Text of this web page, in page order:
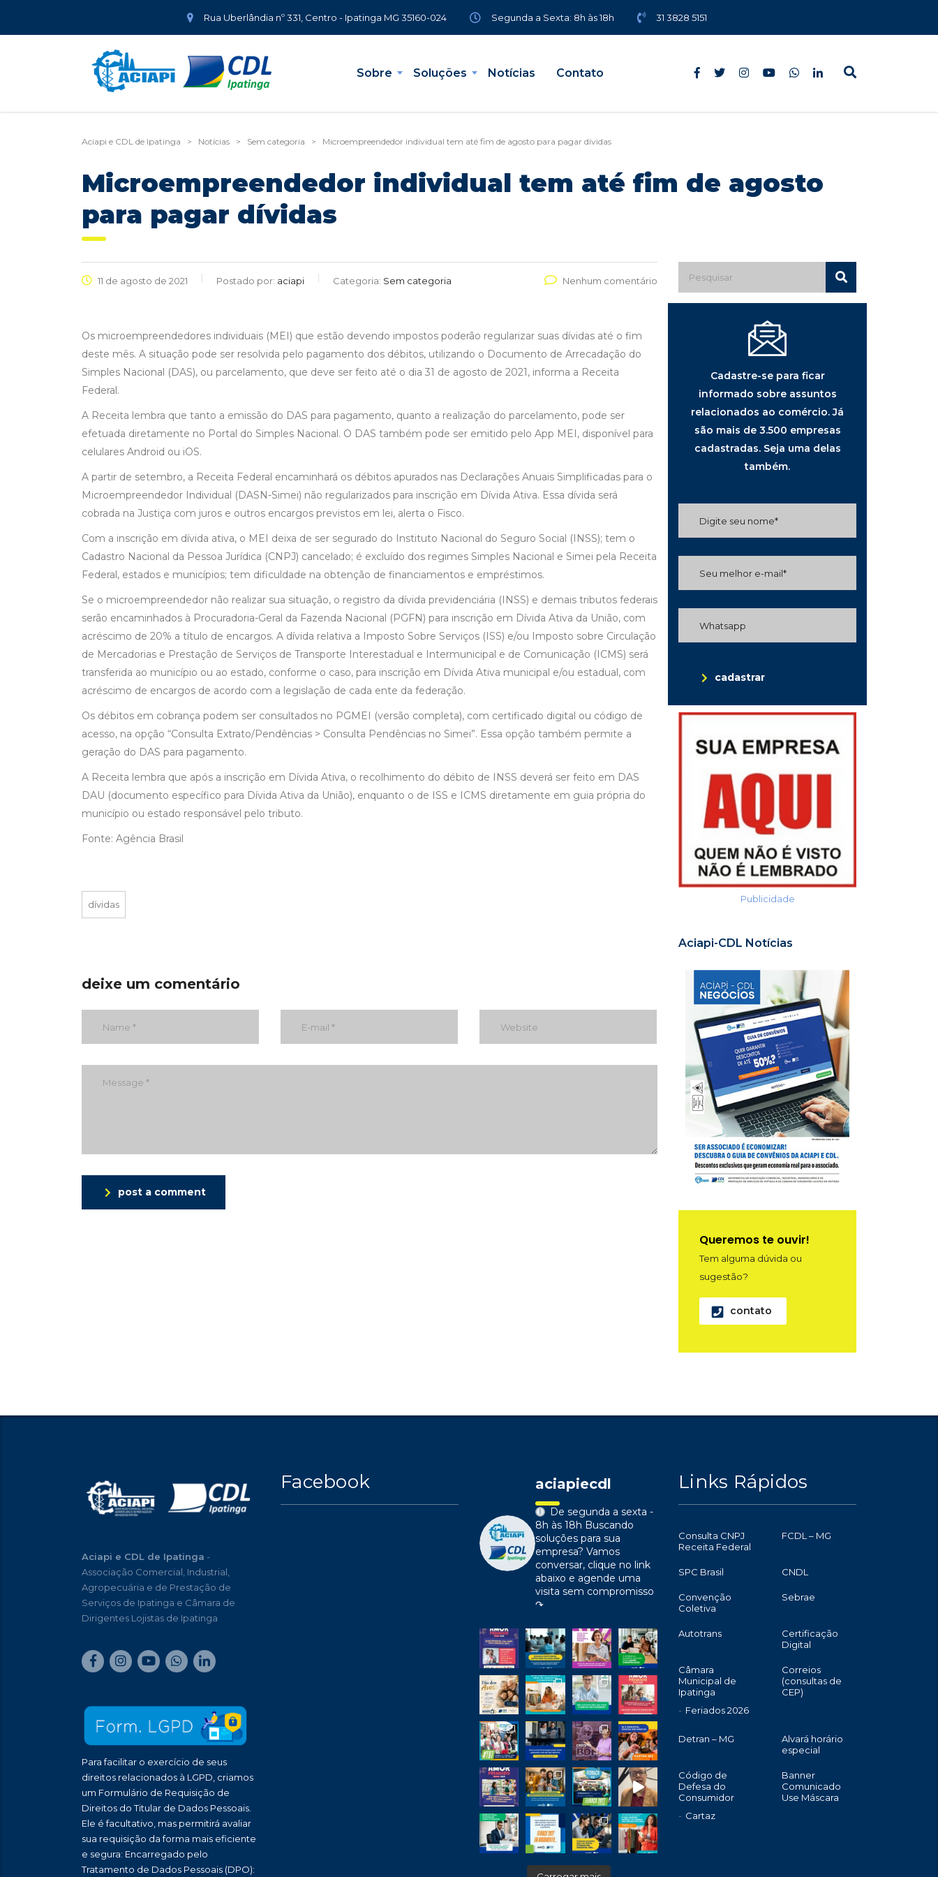
Rua Uberlândia nº 331, Centro - Ipatinga MG 35160-024 Segunda a Sexta: 8h às 18h 31 3828 5151
Sobre Soluções Notícias Contato
Aciapi e CDL de Ipatinga > Notícias > Sem categoria > Microempreendedor individual tem até fim de agosto para pagar dívidas
Microempreendedor individual tem até fim de agosto
para pagar dívidas
11 de agosto de 2021 Postado por: aciapi Categoria: Sem categoria Nenhum comentário
Os microempreendedores individuais (MEI) que estão devendo impostos poderão regularizar suas dívidas até o fim
deste mês. A situação pode ser resolvida pelo pagamento dos débitos, utilizando o Documento de Arrecadação do
Simples Nacional (DAS), ou parcelamento, que deve ser feito até o dia 31 de agosto de 2021, informa a Receita
Federal.
A Receita lembra que tanto a emissão do DAS para pagamento, quanto a realização do parcelamento, pode ser
efetuada diretamente no Portal do Simples Nacional. O DAS também pode ser emitido pelo App MEI, disponível para
celulares Android ou iOS.
A partir de setembro, a Receita Federal encaminhará os débitos apurados nas Declarações Anuais Simplificadas para o
Microempreendedor Individual (DASN-Simei) não regularizados para inscrição em Dívida Ativa. Essa dívida será
cobrada na Justiça com juros e outros encargos previstos em lei, alerta o Fisco.
Com a inscrição em dívida ativa, o MEI deixa de ser segurado do Instituto Nacional do Seguro Social (INSS); tem o
Cadastro Nacional da Pessoa Jurídica (CNPJ) cancelado; é excluído dos regimes Simples Nacional e Simei pela Receita
Federal, estados e municípios; tem dificuldade na obtenção de financiamentos e empréstimos.
Se o microempreendedor não realizar sua situação, o registro da dívida previdenciária (INSS) e demais tributos federais
serão encaminhados à Procuradoria-Geral da Fazenda Nacional (PGFN) para inscrição em Dívida Ativa da União, com
acréscimo de 20% a título de encargos. A dívida relativa a Imposto Sobre Serviços (ISS) e/ou Imposto sobre Circulação
de Mercadorias e Prestação de Serviços de Transporte Interestadual e Intermunicipal e de Comunicação (ICMS) será
transferida ao município ou ao estado, conforme o caso, para inscrição em Dívida Ativa municipal e/ou estadual, com
acréscimo de encargos de acordo com a legislação de cada ente da federação.
Os débitos em cobrança podem ser consultados no PGMEI (versão completa), com certificado digital ou código de
acesso, na opção “Consulta Extrato/Pendências > Consulta Pendências no Simei”. Essa opção também permite a
geração do DAS para pagamento.
A Receita lembra que após a inscrição em Dívida Ativa, o recolhimento do débito de INSS deverá ser feito em DAS
DAU (documento específico para Dívida Ativa da União), enquanto o de ISS e ICMS diretamente em guia própria do
município ou estado responsável pelo tributo.
Fonte: Agência Brasil
dívidas
deixe um comentário
post a comment
Cadastre-se para ficar
informado sobre assuntos
relacionados ao comércio. Já
são mais de 3.500 empresas
cadastradas. Seja uma delas
também.
cadastrar
Publicidade
Aciapi-CDL Notícias
Queremos te ouvir!
Tem alguma dúvida ou
sugestão?
contato
Aciapi e CDL de Ipatinga -
Associação Comercial, Industrial,
Agropecuária e de Prestação de
Serviços de Ipatinga e Câmara de
Dirigentes Lojistas de Ipatinga
Para facilitar o exercício de seus
direitos relacionados à LGPD, criamos
um Formulário de Requisição de
Direitos do Titular de Dados Pessoais.
Ele é facultativo, mas permitirá avaliar
sua requisição da forma mais eficiente
e segura: Encarregado pelo
Tratamento de Dados Pessoais (DPO):
Facebook aciapiecdl
De segunda a sexta -
8h às 18h Buscando
soluções para sua
empresa? Vamos
conversar, clique no link
abaixo e agende uma
visita sem compromisso
↷
Links Rápidos
Consulta CNPJ
Receita Federal
FCDL – MG
SPC Brasil CNDL
Convenção
Coletiva
Sebrae
Autotrans
Certificação
Digital
Câmara
Municipal de
Ipatinga
Feriados 2026
Correios
(consultas de
CEP)
Detran – MG
Alvará horário
especial
Código de
Defesa do
Consumidor
Cartaz
Banner
Comunicado
Use Máscara